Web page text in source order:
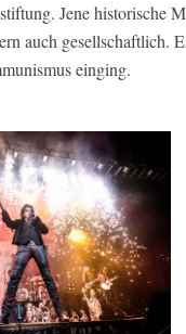
Jene historische
auch gesellschaftlich.
einging.